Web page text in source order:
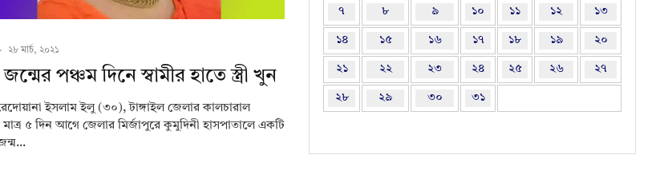
· ২৮ মার্চ, ২০২১
জন্মের পঞ্চম দিনে স্বামীর হাতে স্ত্রী খুন
ইসলাম ইলু (৩০), টাঙ্গাইল জেলার কালচারাল
মাত্র ৫ দিন আগে জেলার মির্জাপুরে কুমুদিনী হাসপাতালে একটি
৭ ৮ ৯ ১০ ১১ ১২ ১৩
১৪ ১৫ ১৬ ১৭ ১৮ ১৯ ২০
২১ ২২ ২৩ ২৪ ২৫ ২৬ ২৭
২৮ ২৯ ৩০ ৩১